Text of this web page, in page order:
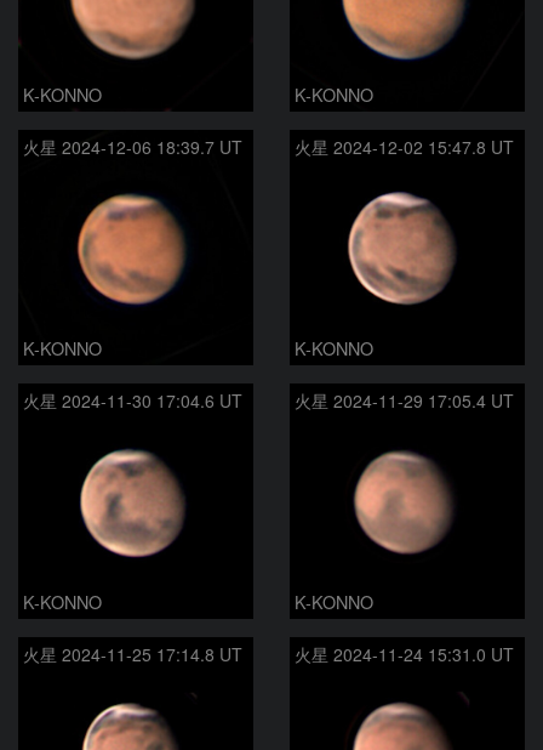
K-KONNO K-KONNO
火星 2024-12-06 18:39.7 UT
K-KONNO
火星 2024-12-02 15:47.8 UT
K-KONNO
火星 2024-11-30 17:04.6 UT
K-KONNO
火星 2024-11-29 17:05.4 UT
K-KONNO
火星 2024-11-25 17:14.8 UT 火星 2024-11-24 15:31.0 UT